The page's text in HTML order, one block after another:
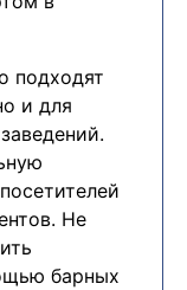
подходят
и для
Не
барных